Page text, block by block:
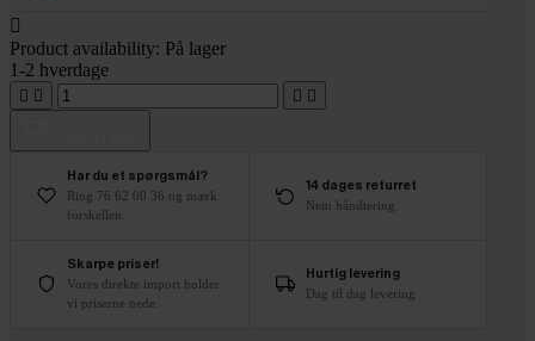

Product availability: På lager
1-2 hverdage
   
Har du et spørgsmål?
Ring 76 62 00 36 og mærk
forskellen.
14 dages returret
Nem håndtering
Skarpe priser!
Vores direkte import holder
vi priserne nede.
Hurtig levering
Dag til dag levering